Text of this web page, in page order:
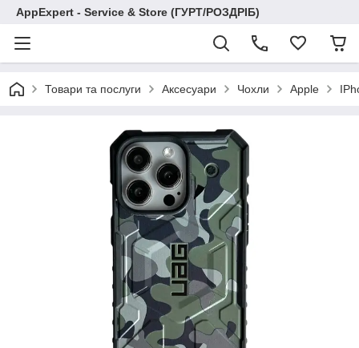
AppExpert - Service & Store (ГУРТ/РОЗДРІБ)
Товари та послуги Аксесуари Чохли Apple